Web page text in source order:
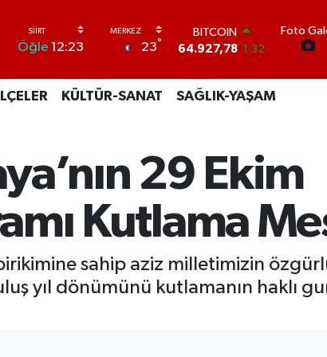
Öğle 12:23 23°
DOLAR
47,5894 0.08
STERLİN
BİST100
13.703
11
Foto
İLÇELER KÜLTÜR-SANAT SAĞLIK-YAŞAM
29 Ekim
Kutlama
sahip aziz milletimizin
yıl dönümünü kutlamanın haklı